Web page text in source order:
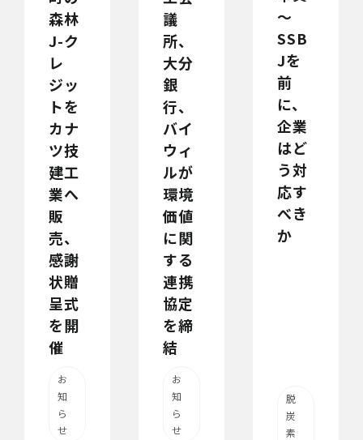
森林
J-ク
レ
ジッ
トを
カナ
ツ技
建工
業へ
販
売、
感謝
状贈
呈式
を開
催
お
知
ら
せ
議
所、
大分
銀
行、
バイ
ウィ
ルが
環境
価値
に関
する
連携
協定
を締
結
お
知
ら
せ
～
SSB
Jを
前
に、
企業
はど
う対
応す
べき
か
脱
炭
素